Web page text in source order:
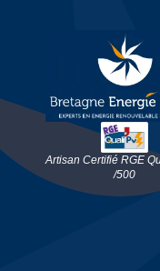
Artisan Certifié RGE
/500